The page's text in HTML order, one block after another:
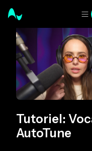
Tutoriel:
AutoTune